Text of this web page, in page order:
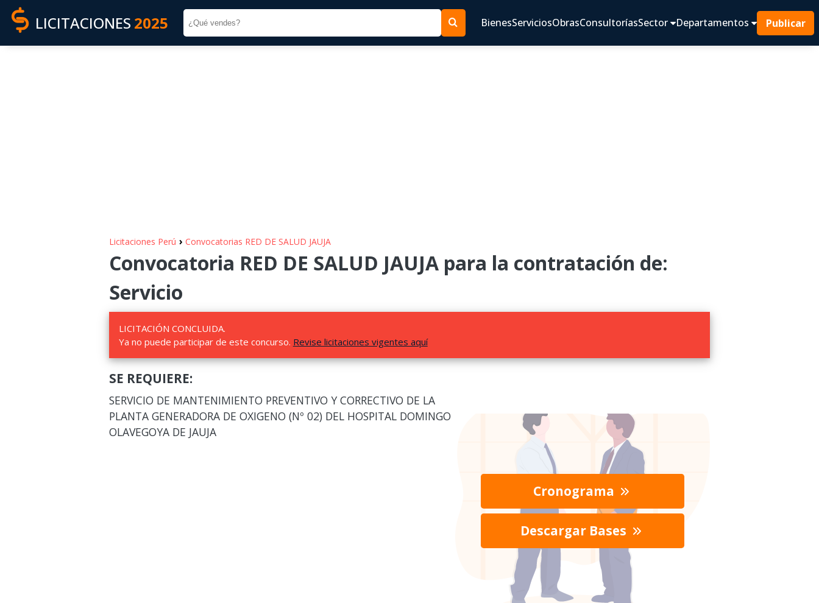
LICITACIONES 2025 BienesServiciosObrasConsultoríasSector Departamentos Publicar
Licitaciones Perú › Convocatorias RED DE SALUD JAUJA
Convocatoria RED DE SALUD JAUJA para la contratación de:
Servicio
LICITACIÓN CONCLUIDA.
Ya no puede participar de este concurso. Revise licitaciones vigentes aquí
SE REQUIERE:
SERVICIO DE MANTENIMIENTO PREVENTIVO Y CORRECTIVO DE LA
PLANTA GENERADORA DE OXIGENO (Nº 02) DEL HOSPITAL DOMINGO
OLAVEGOYA DE JAUJA
Cronograma
Descargar Bases